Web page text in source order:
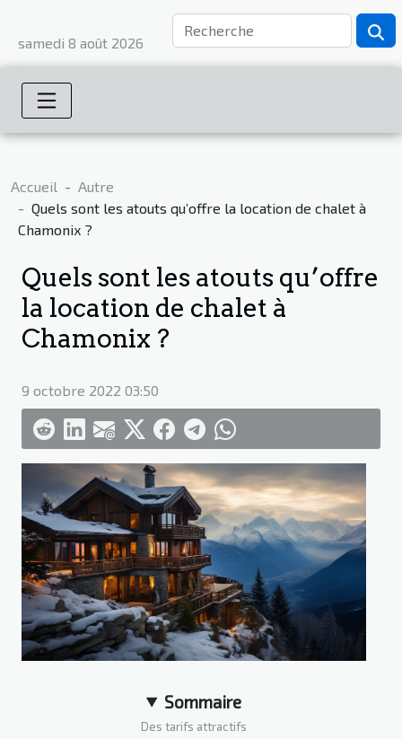
samedi 8 août 2026
Accueil
Autre
Quels sont les atouts qu’offre la location de chalet à
Chamonix ?
Quels sont les atouts qu’offre
la location de chalet à
Chamonix ?
9 octobre 2022 03:50
Sommaire
Des tarifs attractifs